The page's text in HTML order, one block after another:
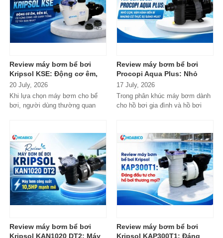
Review máy bơm bể bơi
Kripsol KSE: Động cơ êm,
bền bỉ, có xứng đáng với
danh tiếng từ Tây Ban Nha?
20 July, 2026
Khi lựa chọn máy bơm cho bể
bơi, người dùng thường quan
Review máy bơm bể bơi
Procopi Aqua Plus: Nhỏ
gọn, vận hành bền bỉ
nhưng có thực sự đáng
mua?
17 July, 2026
Trong phân khúc máy bơm dành
cho hồ bơi gia đình và hồ bơi
Review máy bơm bể bơi
Kripsol KAN1020 DT2: Máy
Review máy bơm bể bơi
Kripsol KAP300T1: Đáng